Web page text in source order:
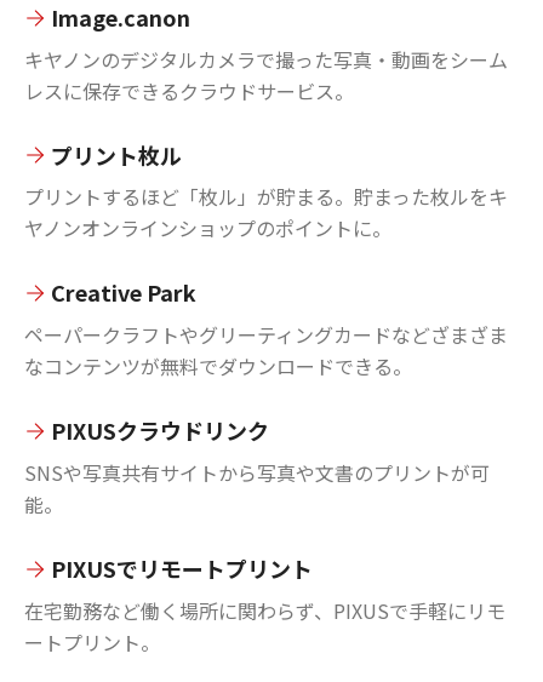
Image.canon
キヤノンのデジタルカメラで撮った写真・動画をシーム
レスに保存できるクラウドサービス。
プリント枚ル
プリントするほど「枚ル」が貯まる。貯まった枚ルをキ
ヤノンオンラインショップのポイントに。
Creative Park
ペーパークラフトやグリーティングカードなどざまざま
なコンテンツが無料でダウンロードできる。
PIXUSクラウドリンク
SNSや写真共有サイトから写真や文書のプリントが可
能。
PIXUSでリモートプリント
在宅勤務など働く場所に関わらず、PIXUSで手軽にリモ
ートプリント。